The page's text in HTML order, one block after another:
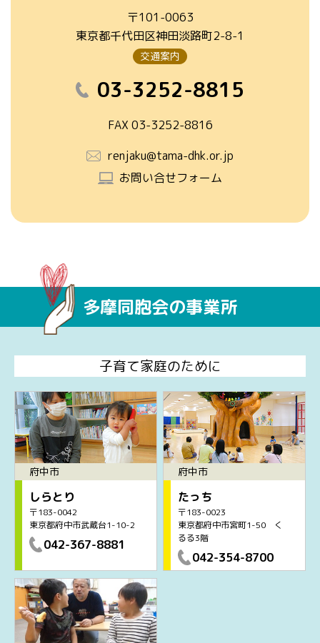
〒101-0063
東京都千代田区神田淡路町2-8-1
交通案内
03-3252-8815
FAX 03-3252-8816
renjaku@tama-dhk.or.jp
お問い合せフォーム
多摩同胞会の事業所
子育て家庭のために
府中市
しらとり
〒183-0042
東京都府中市武蔵台1-10-2
042-367-8881
府中市
たっち
〒183-0023
東京都府中市宮町1-50 く
るる3階
042-354-8700